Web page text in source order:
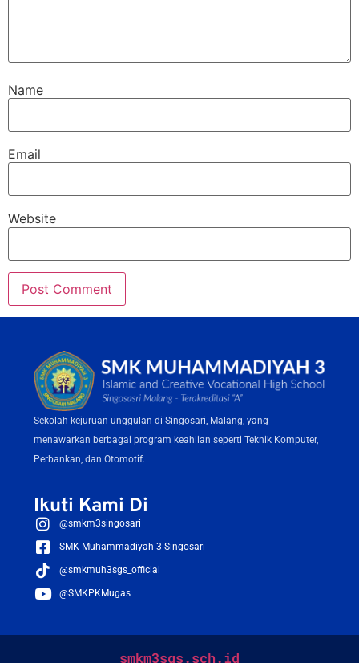
Name
Email
Website
Sekolah kejuruan unggulan di Singosari, Malang, yang
menawarkan berbagai program keahlian seperti Teknik Komputer,
Perbankan, dan Otomotif.
Ikuti Kami Di
@smkm3singosari
SMK Muhammadiyah 3 Singosari
@smkmuh3sgs_official
@SMKPKMugas
smkm3sgs.sch.id